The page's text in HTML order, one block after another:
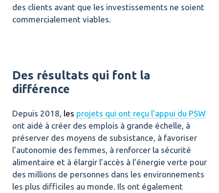
des clients avant que les investissements ne soient
commercialement viables.
Des résultats qui font la
différence
Depuis 2018, les projets qui ont reçu l’appui du PSW
ont aidé à créer des emplois à grande échelle, à
préserver des moyens de subsistance, à favoriser
l’autonomie des femmes, à renforcer la sécurité
alimentaire et à élargir l’accès à l’énergie verte pour
des millions de personnes dans les environnements
les plus difficiles au monde. Ils ont également